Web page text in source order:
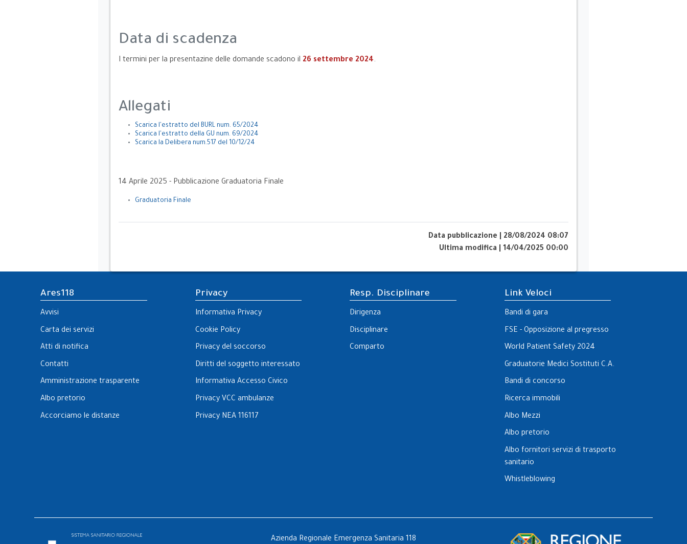
Data di scadenza
I termini per la presentazine delle domande scadono il 26 settembre 2024.
Allegati
Scarica l'estratto del BURL num. 65/2024
Scarica l'estratto della GU num. 69/2024
Scarica la Delibera num.517 del 10/12/24
14 Aprile 2025 - Pubblicazione Graduatoria Finale
Graduatoria Finale
Data pubblicazione
28/08/2024 08:07
Ultima modifica
14/04/2025 00:00
Ares118
Avvisi
Carta dei servizi
Atti di notifica
Contatti
Amministrazione trasparente
Albo pretorio
Accorciamo le distanze
Privacy
Informativa Privacy
Cookie Policy
Privacy del soccorso
Diritti del soggetto interessato
Informativa Accesso Civico
Privacy VCC ambulanze
Privacy NEA 116117
Resp. Disciplinare
Dirigenza
Disciplinare
Comparto
Link Veloci
Bandi di gara
FSE - Opposizione al pregresso
World Patient Safety 2024
Graduatorie Medici Sostituti C.A.
Bandi di concorso
Ricerca immobili
Albo Mezzi
Albo pretorio
Albo fornitori servizi di trasporto
sanitario
Whistleblowing
Azienda Regionale Emergenza Sanitaria 118